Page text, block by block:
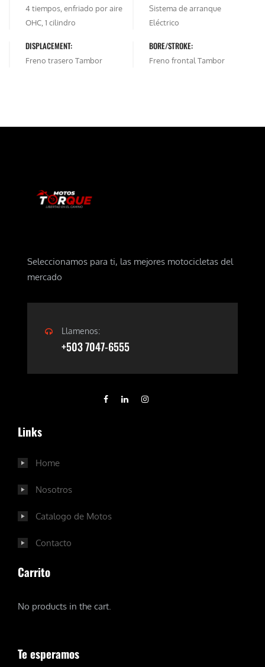
4 tiempos, enfriado por aire
OHC, 1 cilindro
Sistema de arranque
Eléctrico
DISPLACEMENT:
Freno trasero Tambor
BORE/STROKE:
Freno frontal Tambor
Seleccionamos para ti, las mejores motocicletas del
mercado
Llamenos:
+503 7047-6555
Links
Home
Nosotros
Catalogo de Motos
Contacto
Carrito
No products in the cart.
Te esperamos